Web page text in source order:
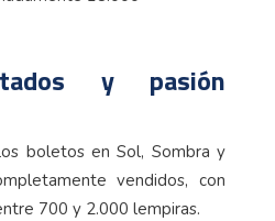
y pasión
boletos en Sol, Sombra y
vendidos, con
700 y 2.000 lempiras.